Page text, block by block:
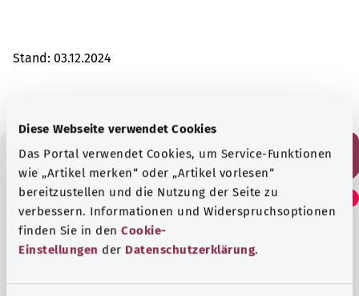
Diese Webseite verwendet Cookies
Das Portal verwendet Cookies, um Service-Funktionen
wie „Artikel merken“ oder „Artikel vorlesen“
bereitzustellen und die Nutzung der Seite zu
verbessern. Informationen und Widerspruchsoptionen
finden Sie in den Cookie-
Einstellungen der Datenschutzerklärung.
Stand: 03.12.2024
Fanden Sie diesen Artikel
hilfreich?